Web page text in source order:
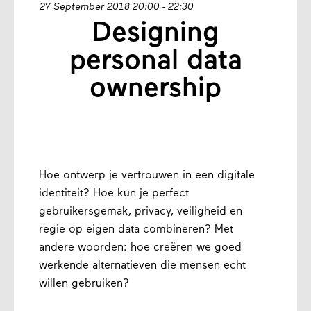
27 September 2018 20:00 - 22:30
Designing
personal data
ownership
Hoe ontwerp je vertrouwen in een digitale
identiteit? Hoe kun je perfect
gebruikersgemak, privacy, veiligheid en
regie op eigen data combineren? Met
andere woorden: hoe creëren we goed
werkende alternatieven die mensen echt
willen gebruiken?